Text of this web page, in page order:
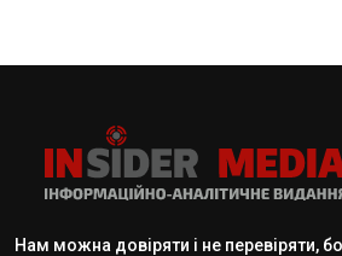
Нам можна довіряти і не перевіряти,